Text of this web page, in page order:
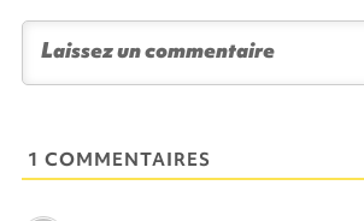
1 COMMENTAIRES